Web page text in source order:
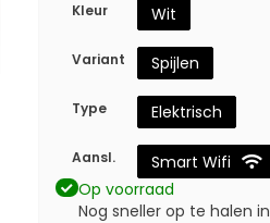
Kleur Wit
Variant Spijlen
Type Elektrisch
Aansl.
Smart Wifi
Op voorraad
Nog sneller op te halen in